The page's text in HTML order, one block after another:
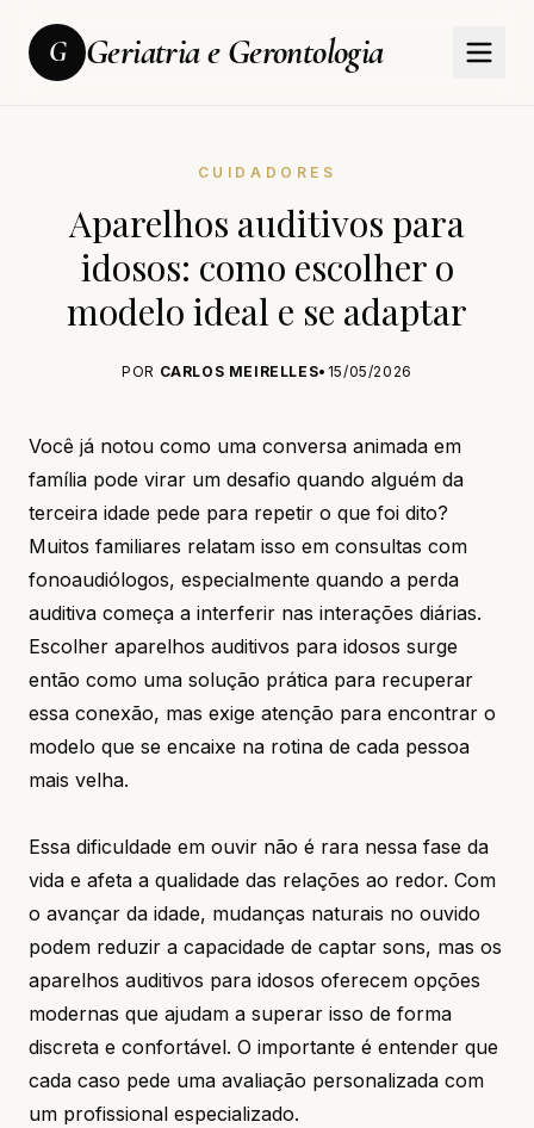
G Geriatria e Gerontologia
CUIDADORES
Aparelhos auditivos para
idosos: como escolher o
modelo ideal e se adaptar
POR CARLOS MEIRELLES• 15/05/2026
Você já notou como uma conversa animada em
família pode virar um desafio quando alguém da
terceira idade pede para repetir o que foi dito?
Muitos familiares relatam isso em consultas com
fonoaudiólogos, especialmente quando a perda
auditiva começa a interferir nas interações diárias.
Escolher aparelhos auditivos para idosos surge
então como uma solução prática para recuperar
essa conexão, mas exige atenção para encontrar o
modelo que se encaixe na rotina de cada pessoa
mais velha.
Essa dificuldade em ouvir não é rara nessa fase da
vida e afeta a qualidade das relações ao redor. Com
o avançar da idade, mudanças naturais no ouvido
podem reduzir a capacidade de captar sons, mas os
aparelhos auditivos para idosos oferecem opções
modernas que ajudam a superar isso de forma
discreta e confortável. O importante é entender que
cada caso pede uma avaliação personalizada com
um profissional especializado.